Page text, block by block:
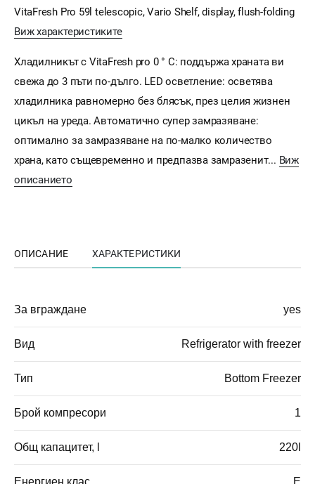
VitaFresh Pro 59l telescopic, Vario Shelf, display, flush-folding
Виж характеристиките
Хладилникът с VitaFresh pro 0 ° C: поддържа храната ви
свежа до 3 пъти по-дълго. LED осветление: осветява
хладилника равномерно без блясък, през целия жизнен
цикъл на уреда. Автоматично супер замразяване:
оптимално за замразяване на по-малко количество
храна, като същевременно и предпазва замразенит... Виж
описанието
ОПИСАНИЕ ХАРАКТЕРИСТИКИ
За вграждане yes
Вид Refrigerator with freezer
Тип Bottom Freezer
Брой компресори 1
Общ капацитет, l 220l